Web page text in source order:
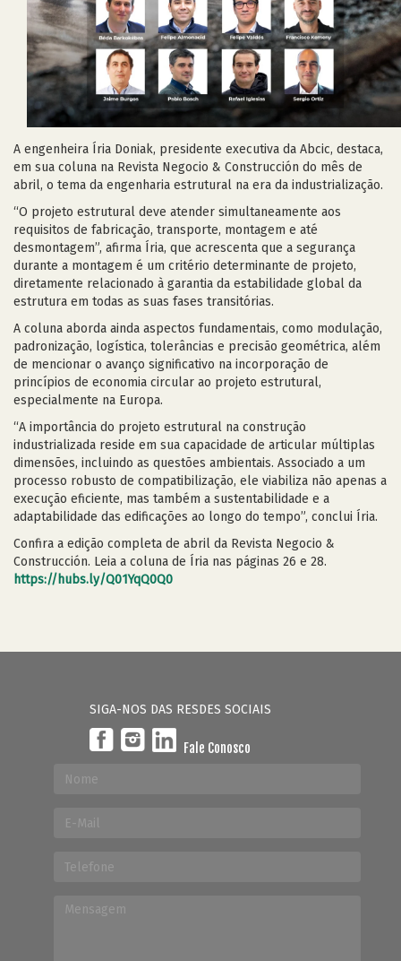
A engenheira Íria Doniak, presidente executiva da Abcic, destaca,
em sua coluna na Revista Negocio & Construcción do mês de
abril, o tema da engenharia estrutural na era da industrialização.
“O projeto estrutural deve atender simultaneamente aos
requisitos de fabricação, transporte, montagem e até
desmontagem”, afirma Íria, que acrescenta que a segurança
durante a montagem é um critério determinante de projeto,
diretamente relacionado à garantia da estabilidade global da
estrutura em todas as suas fases transitórias.
A coluna aborda ainda aspectos fundamentais, como modulação,
padronização, logística, tolerâncias e precisão geométrica, além
de mencionar o avanço significativo na incorporação de
princípios de economia circular ao projeto estrutural,
especialmente na Europa.
“A importância do projeto estrutural na construção
industrializada reside em sua capacidade de articular múltiplas
dimensões, incluindo as questões ambientais. Associado a um
processo robusto de compatibilização, ele viabiliza não apenas a
execução eficiente, mas também a sustentabilidade e a
adaptabilidade das edificações ao longo do tempo”, conclui Íria.
Confira a edição completa de abril da Revista Negocio &
Construcción. Leia a coluna de Íria nas páginas 26 e 28.
https://hubs.ly/Q01YqQ0Q0
SIGA-NOS DAS RESDES SOCIAIS
Fale Conosco